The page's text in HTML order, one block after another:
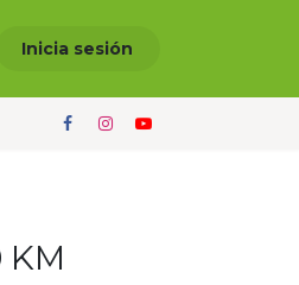
Inicia sesión
KM